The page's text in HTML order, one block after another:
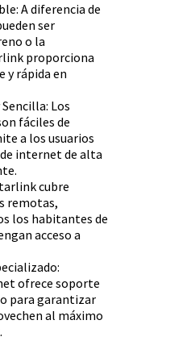
A diferencia de
ser
o la
proporciona
y rápida en
Los
fáciles de
a los usuarios
internet de alta
cubre
remotas,
los habitantes de
acceso a
ofrece soporte
para garantizar
al máximo